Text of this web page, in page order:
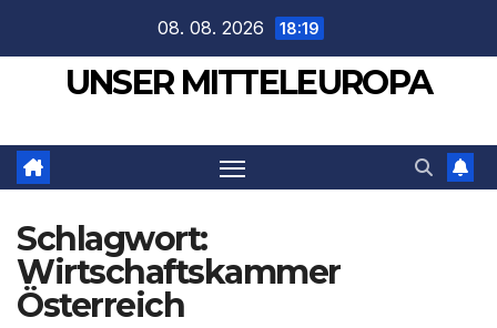
springen
08. 08. 2026 18:19
UNSER MITTELEUROPA
Schlagwort:
Wirtschaftskammer
Österreich